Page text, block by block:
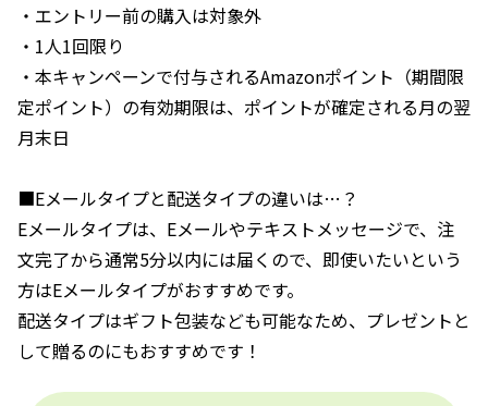
・エントリー前の購入は対象外
・1人1回限り
・本キャンペーンで付与されるAmazonポイント（期間限
定ポイント）の有効期限は、ポイントが確定される月の翌
月末日
■Eメールタイプと配送タイプの違いは…？
Eメールタイプは、Eメールやテキストメッセージで、注
文完了から通常5分以内には届くので、即使いたいという
方はEメールタイプがおすすめです。
配送タイプはギフト包装なども可能なため、プレゼントと
して贈るのにもおすすめです！